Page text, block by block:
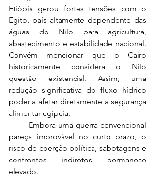
Etiópia gerou fortes tensões com o
Egito, país altamente dependente das
águas do Nilo para agricultura,
abastecimento e estabilidade nacional.
Convém mencionar que o Cairo
historicamente considera o Nilo
questão existencial. Assim, uma
redução significativa do fluxo hídrico
poderia afetar diretamente a segurança
alimentar egípcia.
pareça improvável no curto prazo, o
risco de coerção política, sabotagens e
confrontos indiretos permanece
elevado.